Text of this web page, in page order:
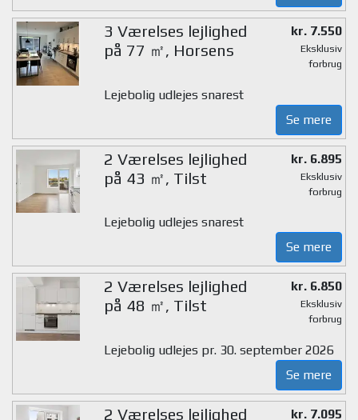
3 Værelses lejlighed
på 77 ㎡, Horsens
kr. 7.550
Eksklusiv
forbrug
Lejebolig udlejes snarest
Se mere
2 Værelses lejlighed
på 43 ㎡, Tilst
kr. 6.895
Eksklusiv
forbrug
Lejebolig udlejes snarest
Se mere
2 Værelses lejlighed
på 48 ㎡, Tilst
kr. 6.850
Eksklusiv
forbrug
Lejebolig udlejes pr. 30. september 2026
Se mere
2 Værelses lejlighed
kr. 7.095